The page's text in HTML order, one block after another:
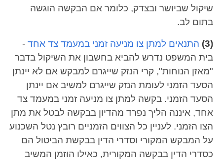
שיקול שביושר ובצדק, כלומר אם הבקשה הוגשה
בתום לב.
(3) התנאים למתן צו מניעה זמני במעמד צד אחד -
בית המשפט נדרש להביא בחשבון את השיקול בדבר
"מאזן הנוחות", קרי הנזק שייגרם למבקש אם לא יינתן
הסעד הזמני לעומת הנזק שייגרם למשיב אם יינתן
הסעד הזמני. בקשה למתן צו מניעה זמני במעמד צד
אחד, איננה הליך נפרד מהדיון בבקשה לבטל את מתן
הצו הזמני. לעניין כל הצווים הזמניים רובץ נטל השכנוע
על המבקש המקורי וסדרי הדין בבקשת הביטול הם
כסדרי הדין בבקשה המקורית, כאילו הוזמן המשיב